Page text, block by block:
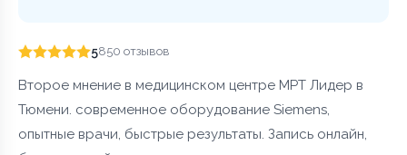
5850 отзывов
Второе мнение в медицинском центре МРТ Лидер в
Тюмени. современное оборудование Siemens,
опытные врачи, быстрые результаты. Запись онлайн,